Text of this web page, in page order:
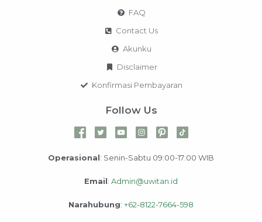
FAQ
Contact Us
Akunku
Disclaimer
Konfirmasi Pembayaran
Follow Us
Operasional: Senin-Sabtu 09:00-17:00 WIB
Email: Admin@uwitan.id
Narahubung: +62-8122-7664-598